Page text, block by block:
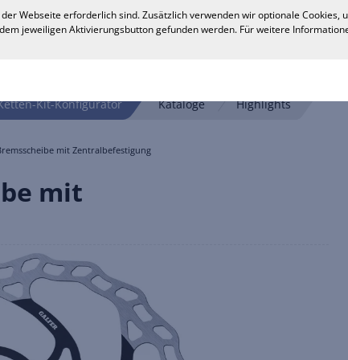
Kit-Konfigurator Kataloge Highlights
mit Zentralbefestigung
mit
Webseite erforderlich sind. Zusätzlich verwenden wir optionale
jeweiligen Aktivierungsbutton gefunden werden. Für weitere